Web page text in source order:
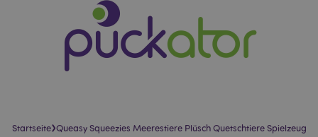
Startseite›Queasy Squeezies Meerestiere Plüsch Quetschtiere Spielzeug